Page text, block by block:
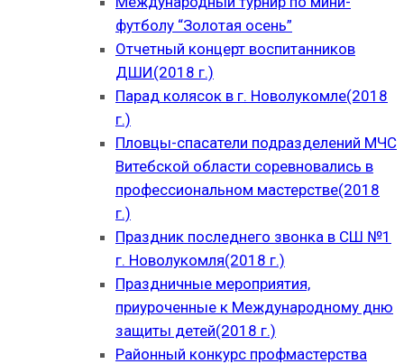
футболу “Золотая осень”
Отчетный концерт воспитанников
ДШИ(2018 г.)
Парад колясок в г. Новолукомле(2018
г.)
Пловцы-спасатели подразделений МЧС
Витебской области соревновались в
профессиональном мастерстве(2018
г.)
Праздник последнего звонка в СШ №1
г. Новолукомля(2018 г.)
Праздничные мероприятия,
приуроченные к Международному дню
защиты детей(2018 г.)
Районный конкурс профмастерства